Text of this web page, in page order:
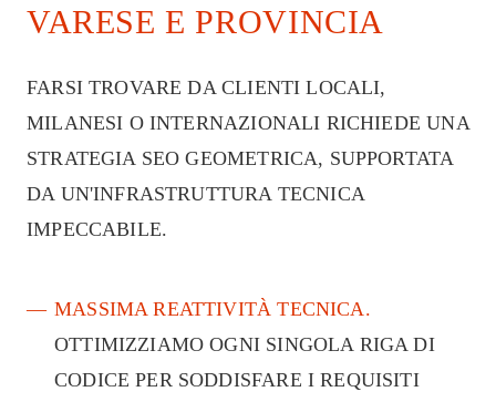
VARESE E PROVINCIA
FARSI TROVARE DA CLIENTI LOCALI,
MILANESI O INTERNAZIONALI RICHIEDE UNA
STRATEGIA SEO GEOMETRICA, SUPPORTATA
DA UN'INFRASTRUTTURA TECNICA
IMPECCABILE.
MASSIMA REATTIVITÀ TECNICA.
OTTIMIZZIAMO OGNI SINGOLA RIGA DI
CODICE PER SODDISFARE I REQUISITI